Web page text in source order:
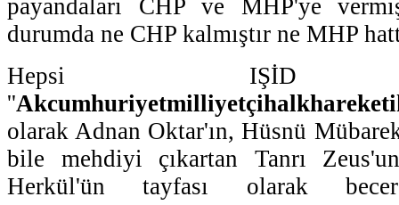
payandaları CHP ve MHP'ye
durumda ne CHP kalmıştır ne MHP
Hepsi IŞİD
''
olarak Adnan Oktar'ın, Hüsnü
bile mehdiyi çıkartan Tanrı
Herkül'ün tayfası olarak